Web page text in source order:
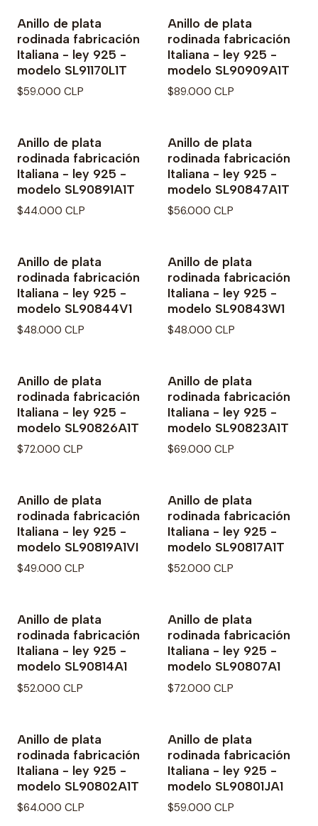
Anillo de plata
rodinada fabricación
Italiana - ley 925 -
modelo SL91170L1T
$59.000 CLP
Anillo de plata
rodinada fabricación
Italiana - ley 925 -
modelo SL90909A1T
$89.000 CLP
Anillo de plata
rodinada fabricación
Italiana - ley 925 -
modelo SL90891A1T
$44.000 CLP
Anillo de plata
rodinada fabricación
Italiana - ley 925 -
modelo SL90847A1T
$56.000 CLP
Anillo de plata
rodinada fabricación
Italiana - ley 925 -
modelo SL90844V1
$48.000 CLP
Anillo de plata
rodinada fabricación
Italiana - ley 925 -
modelo SL90843W1
$48.000 CLP
Anillo de plata
rodinada fabricación
Italiana - ley 925 -
modelo SL90826A1T
$72.000 CLP
Anillo de plata
rodinada fabricación
Italiana - ley 925 -
modelo SL90823A1T
$69.000 CLP
Anillo de plata
rodinada fabricación
Italiana - ley 925 -
modelo SL90819A1VI
$49.000 CLP
Anillo de plata
rodinada fabricación
Italiana - ley 925 -
modelo SL90817A1T
$52.000 CLP
Anillo de plata
rodinada fabricación
Italiana - ley 925 -
modelo SL90814A1
$52.000 CLP
Anillo de plata
rodinada fabricación
Italiana - ley 925 -
modelo SL90807A1
$72.000 CLP
Anillo de plata
rodinada fabricación
Italiana - ley 925 -
modelo SL90802A1T
$64.000 CLP
Anillo de plata
rodinada fabricación
Italiana - ley 925 -
modelo SL90801JA1
$59.000 CLP